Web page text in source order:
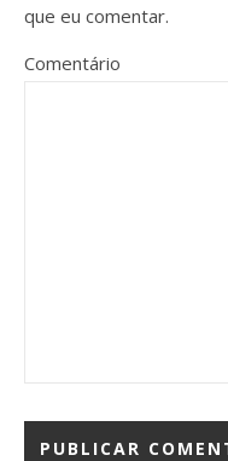
que eu comentar.
Comentário